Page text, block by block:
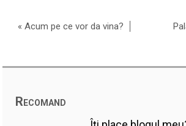
«Acum pe ce vor da vina?
Recomand